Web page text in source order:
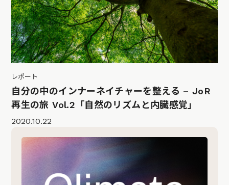
レポート
自分の中のインナーネイチャーを整える – JoR
再生の旅 Vol.2「自然のリズムと内臓感覚」
2020.10.22